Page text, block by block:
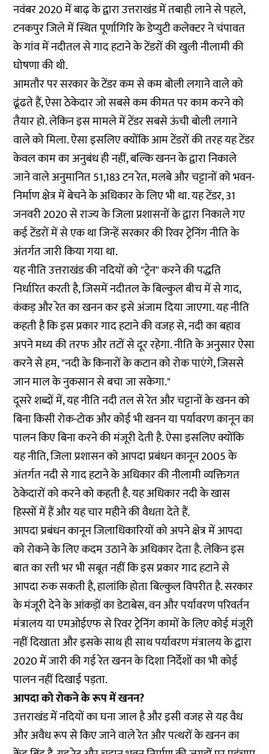
नवंबर 2020 में बाढ़ के द्वारा उत्तराखंड में तबाही लाने से पहले,
टनकपुर जिले में स्थित पूर्णागिरि के डेप्युटी कलेक्टर ने चंपावत
के गांव में नदीतल से गाद हटाने के टेंडरों की खुली नीलामी की
घोषणा की थी.
आमतौर पर सरकार के टेंडर कम से कम बोली लगाने वाले को
ढूंढते हैं, ऐसा ठेकेदार जो सबसे कम कीमत पर काम करने को
तैयार हो. लेकिन इस मामले में टेंडर सबसे ऊंची बोली लगाने
वाले को मिला. ऐसा इसलिए क्योंकि आम टेंडरों की तरह यह टेंडर
केवल काम का अनुबंध ही नहीं, बल्कि खनन के द्वारा निकाले
जाने वाले अनुमानित 51,183 टन रेत, मलबे और चट्टानों को भवन-
निर्माण क्षेत्र में बेचने के अधिकार के लिए भी था. यह टेंडर, 31
जनवरी 2020 से राज्य के जिला प्रशासनों के द्वारा निकाले गए
कई टेंडरों में से एक था जिन्हें सरकार की रिवर ट्रेनिंग नीति के
अंतर्गत जारी किया गया था.
यह नीति उत्तराखंड की नदियों को "ट्रेन" करने की पद्धति
निर्धारित करती है, जिसमें नदीतल के बिल्कुल बीच में से गाद,
कंकड़ और रेत का खनन कर इसे अंजाम दिया जाएगा. यह नीति
कहती है कि इस प्रकार गाद हटाने की वजह से, नदी का बहाव
अपने मध्य की तरफ और तटों से दूर रहेगा. नीति के अनुसार ऐसा
करने से हम, "नदी के किनारों के कटान को रोक पाएंगे, जिससे
जान माल के नुकसान से बचा जा सकेगा."
दूसरे शब्दों में, यह नीति नदी तल से रेत और चट्टानों के खनन को
बिना किसी रोक-टोक और कोई भी खनन या पर्यावरण कानून का
पालन किए बिना करने की मंजूरी देती है. ऐसा इसलिए क्योंकि
यह नीति, जिला प्रशासन को आपदा प्रबंधन कानून 2005 के
अंतर्गत नदी से गाद हटाने के अधिकार की नीलामी व्यक्तिगत
ठेकेदारों को करने को कहती है. यह अधिकार नदी के खास
हिस्सों में हैं और यह चार महीने की वैधता देते हैं.
आपदा प्रबंधन कानून जिलाधिकारियों को अपने क्षेत्र में आपदा
को रोकने के लिए कदम उठाने के अधिकार देता है. लेकिन इस
बात का रत्ती भर भी सबूत नहीं कि इस प्रकार गाद हटाने से
आपदा रुक सकती है, हालांकि होता बिल्कुल विपरीत है. सरकार
के मंजूरी देने के आंकड़ों का डेटाबेस, वन और पर्यावरण परिवर्तन
मंत्रालय या एमओईएफ से रिवर ट्रेनिंग कामों के लिए कोई मंजूरी
नहीं दिखाता और इसके साथ ही साथ पर्यावरण मंत्रालय के द्वारा
2020 में जारी की गई रेत खनन के दिशा निर्देशों का भी कोई
पालन नहीं दिखाई पड़ता.
आपदा को रोकने के रूप में खनन?
उत्तराखंड में नदियों का घना जाल है और इसी वजह से यह वैध
और अवैध रूप से किए जाने वाले रेत और पत्थरों के खनन का